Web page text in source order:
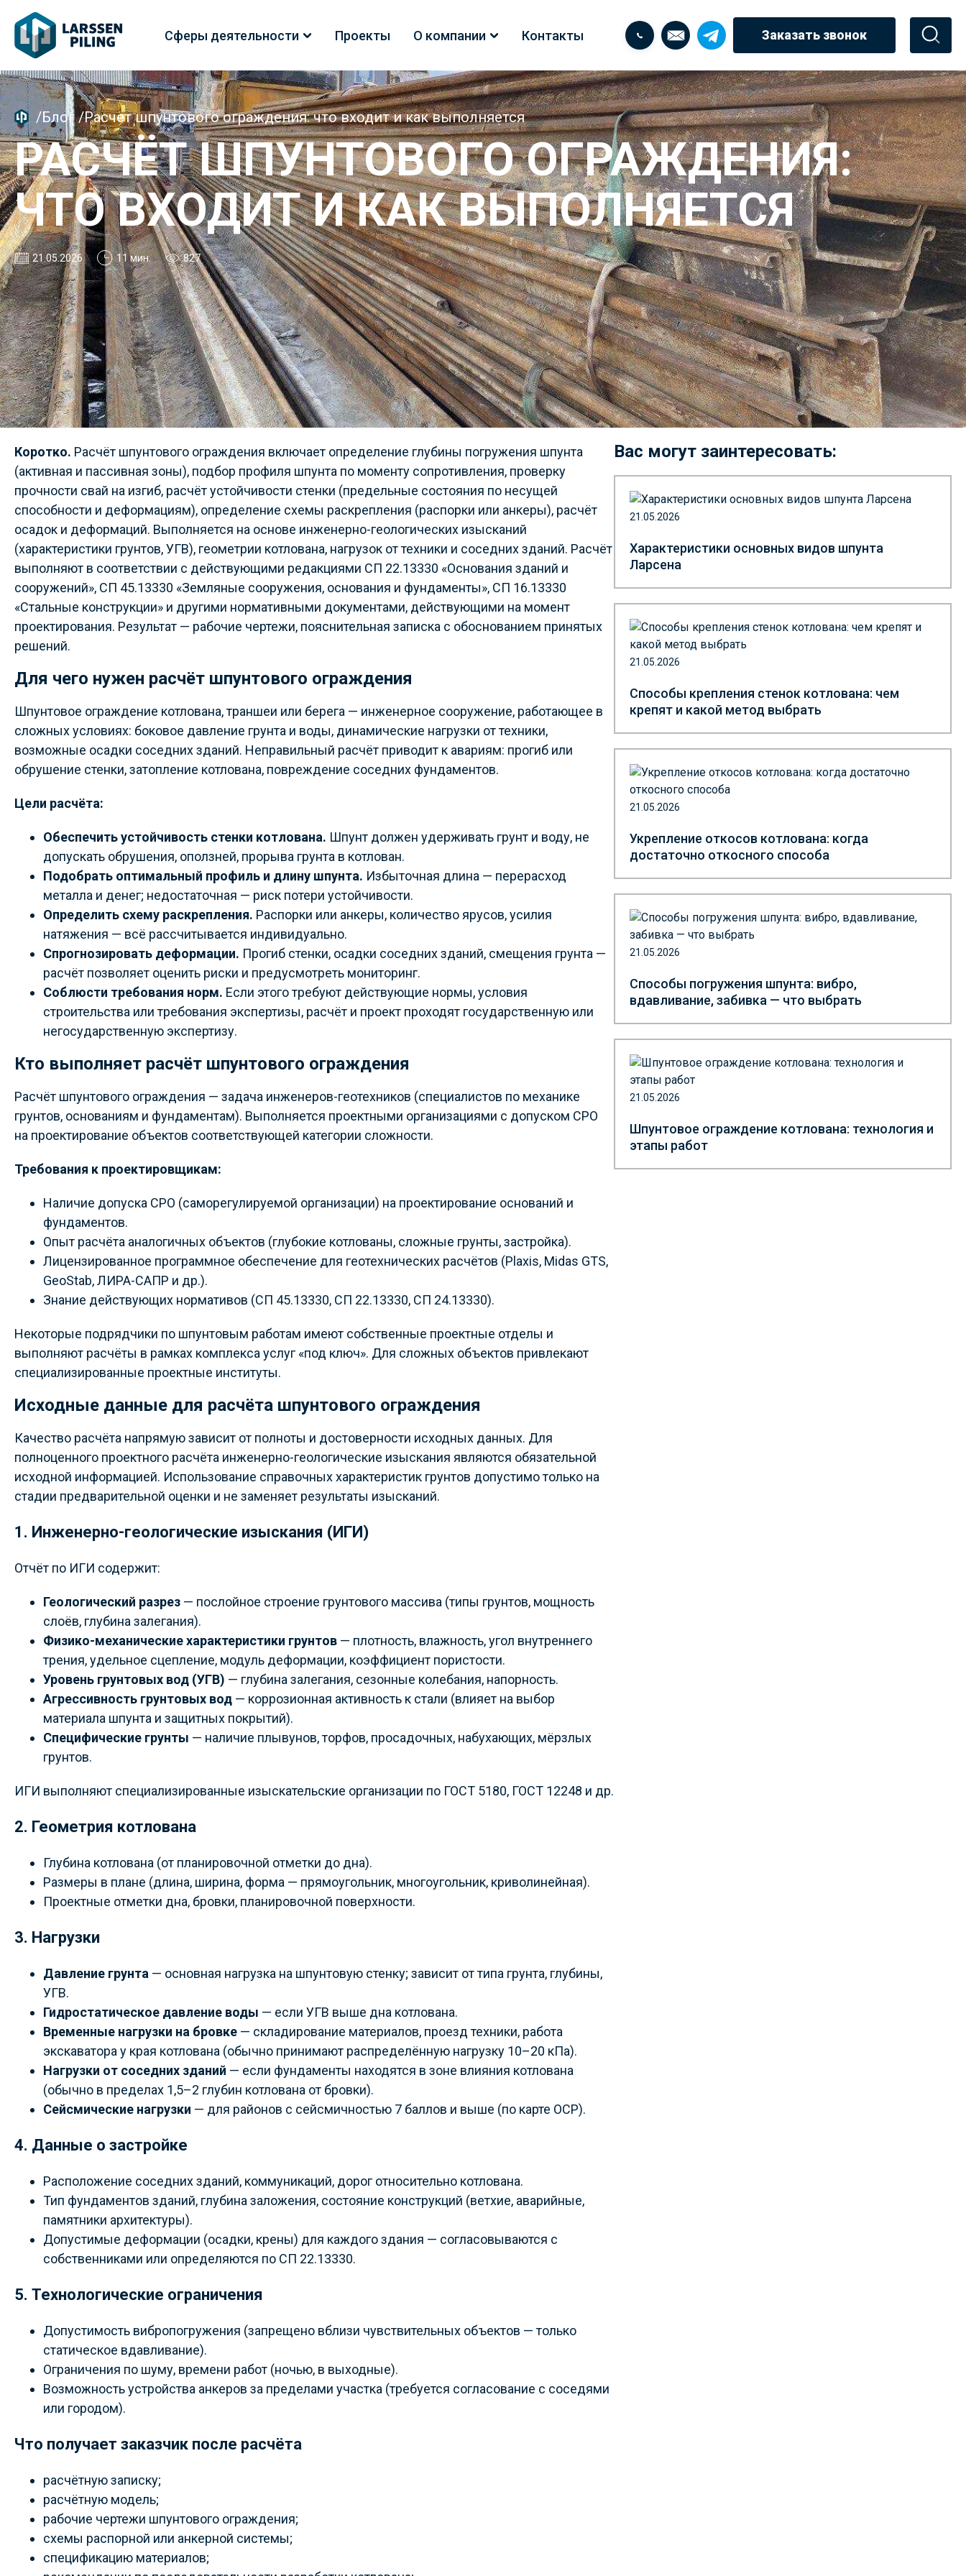
Сферы деятельности Проекты О компании Контакты Заказать звонок
/Блог/Расчёт шпунтового ограждения: что входит и как выполняется
РАСЧЁТ ШПУНТОВОГО ОГРАЖДЕНИЯ:
ЧТО ВХОДИТ И КАК ВЫПОЛНЯЕТСЯ
21.05.2026 11 мин. 827
Коротко. Расчёт шпунтового ограждения включает определение глубины погружения шпунта
(активная и пассивная зоны), подбор профиля шпунта по моменту сопротивления, проверку
прочности свай на изгиб, расчёт устойчивости стенки (предельные состояния по несущей
способности и деформациям), определение схемы раскрепления (распорки или анкеры), расчёт
осадок и деформаций. Выполняется на основе инженерно-геологических изысканий
(характеристики грунтов, УГВ), геометрии котлована, нагрузок от техники и соседних зданий. Расчёт
выполняют в соответствии с действующими редакциями СП 22.13330 «Основания зданий и
сооружений», СП 45.13330 «Земляные сооружения, основания и фундаменты», СП 16.13330
«Стальные конструкции» и другими нормативными документами, действующими на момент
проектирования. Результат — рабочие чертежи, пояснительная записка с обоснованием принятых
решений.
Для чего нужен расчёт шпунтового ограждения
Шпунтовое ограждение котлована, траншеи или берега — инженерное сооружение, работающее в
сложных условиях: боковое давление грунта и воды, динамические нагрузки от техники,
возможные осадки соседних зданий. Неправильный расчёт приводит к авариям: прогиб или
обрушение стенки, затопление котлована, повреждение соседних фундаментов.
Цели расчёта:
Обеспечить устойчивость стенки котлована. Шпунт должен удерживать грунт и воду, не
допускать обрушения, оползней, прорыва грунта в котлован.
Подобрать оптимальный профиль и длину шпунта. Избыточная длина — перерасход
металла и денег; недостаточная — риск потери устойчивости.
Определить схему раскрепления. Распорки или анкеры, количество ярусов, усилия
натяжения — всё рассчитывается индивидуально.
Спрогнозировать деформации. Прогиб стенки, осадки соседних зданий, смещения грунта —
расчёт позволяет оценить риски и предусмотреть мониторинг.
Соблюсти требования норм. Если этого требуют действующие нормы, условия
строительства или требования экспертизы, расчёт и проект проходят государственную или
негосударственную экспертизу.
Кто выполняет расчёт шпунтового ограждения
Расчёт шпунтового ограждения — задача инженеров-геотехников (специалистов по механике
грунтов, основаниям и фундаментам). Выполняется проектными организациями с допуском СРО
на проектирование объектов соответствующей категории сложности.
Требования к проектировщикам:
Наличие допуска СРО (саморегулируемой организации) на проектирование оснований и
фундаментов.
Опыт расчёта аналогичных объектов (глубокие котлованы, сложные грунты, застройка).
Лицензированное программное обеспечение для геотехнических расчётов (Plaxis, Midas GTS,
GeoStab, ЛИРА-САПР и др.).
Знание действующих нормативов (СП 45.13330, СП 22.13330, СП 24.13330).
Некоторые подрядчики по шпунтовым работам имеют собственные проектные отделы и
выполняют расчёты в рамках комплекса услуг «под ключ». Для сложных объектов привлекают
специализированные проектные институты.
Исходные данные для расчёта шпунтового ограждения
Качество расчёта напрямую зависит от полноты и достоверности исходных данных. Для
полноценного проектного расчёта инженерно-геологические изыскания являются обязательной
исходной информацией. Использование справочных характеристик грунтов допустимо только на
стадии предварительной оценки и не заменяет результаты изысканий.
1. Инженерно-геологические изыскания (ИГИ)
Отчёт по ИГИ содержит:
Геологический разрез — послойное строение грунтового массива (типы грунтов, мощность
слоёв, глубина залегания).
Физико-механические характеристики грунтов — плотность, влажность, угол внутреннего
трения, удельное сцепление, модуль деформации, коэффициент пористости.
Уровень грунтовых вод (УГВ) — глубина залегания, сезонные колебания, напорность.
Агрессивность грунтовых вод — коррозионная активность к стали (влияет на выбор
материала шпунта и защитных покрытий).
Специфические грунты — наличие плывунов, торфов, просадочных, набухающих, мёрзлых
грунтов.
ИГИ выполняют специализированные изыскательские организации по ГОСТ 5180, ГОСТ 12248 и др.
2. Геометрия котлована
Глубина котлована (от планировочной отметки до дна).
Размеры в плане (длина, ширина, форма — прямоугольник, многоугольник, криволинейная).
Проектные отметки дна, бровки, планировочной поверхности.
3. Нагрузки
Давление грунта — основная нагрузка на шпунтовую стенку; зависит от типа грунта, глубины,
УГВ.
Гидростатическое давление воды — если УГВ выше дна котлована.
Временные нагрузки на бровке — складирование материалов, проезд техники, работа
экскаватора у края котлована (обычно принимают распределённую нагрузку 10–20 кПа).
Нагрузки от соседних зданий — если фундаменты находятся в зоне влияния котлована
(обычно в пределах 1,5–2 глубин котлована от бровки).
Сейсмические нагрузки — для районов с сейсмичностью 7 баллов и выше (по карте ОСР).
4. Данные о застройке
Расположение соседних зданий, коммуникаций, дорог относительно котлована.
Тип фундаментов зданий, глубина заложения, состояние конструкций (ветхие, аварийные,
памятники архитектуры).
Допустимые деформации (осадки, крены) для каждого здания — согласовываются с
собственниками или определяются по СП 22.13330.
5. Технологические ограничения
Допустимость вибропогружения (запрещено вблизи чувствительных объектов — только
статическое вдавливание).
Ограничения по шуму, времени работ (ночью, в выходные).
Возможность устройства анкеров за пределами участка (требуется согласование с соседями
или городом).
Что получает заказчик после расчёта
расчётную записку;
расчётную модель;
рабочие чертежи шпунтового ограждения;
схемы распорной или анкерной системы;
спецификацию материалов;
Вас могут заинтересовать:
21.05.2026
Характеристики основных видов шпунта
Ларсена
21.05.2026
Способы крепления стенок котлована: чем
крепят и какой метод выбрать
21.05.2026
Укрепление откосов котлована: когда
достаточно откосного способа
21.05.2026
Способы погружения шпунта: вибро,
вдавливание, забивка — что выбрать
21.05.2026
Шпунтовое ограждение котлована: технология и
этапы работ